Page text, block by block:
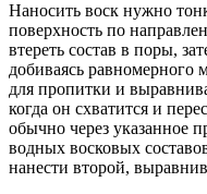
Наносить воск нужно
поверхность по
втереть состав в поры,
добиваясь равномерного
для пропитки и
когда он схватится и
обычно через указанное
водных восковых
нанести второй,